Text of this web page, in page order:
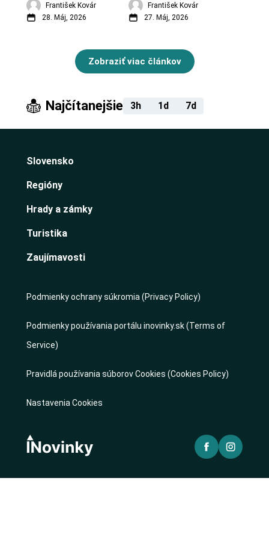
František Kovár
28. Máj, 2026
František Kovár
27. Máj, 2026
Zobraziť viac článkov
Najčítanejšie 3h 1d 7d
Slovensko
Regióny
Hrady a zámky
Turistika
Zaujímavosti
Podmienky ochrany súkromia (Privacy Policy)
Podmienky používania portálu inovinky.sk (Terms of
Service)
Pravidlá používania súborov Cookies (Cookies Policy)
Nastavenia Cookies